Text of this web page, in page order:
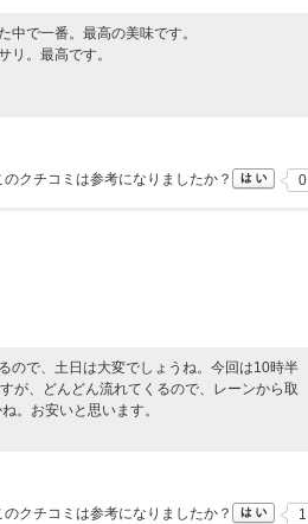
で一番。最高の美味です。
リ。最高です。
のクチコミは参考になりましたか？ 0
ので、土日は大変でしょうね。今回は10時半
が、どんどん流れてくるので、レーンから取
。お安いと思います。
のクチコミは参考になりましたか？ 1